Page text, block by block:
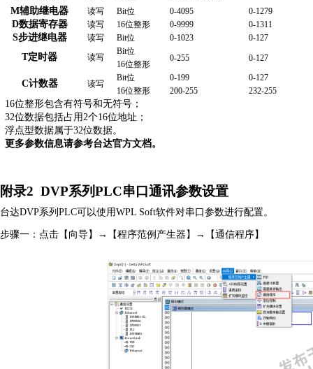
M辅助继电器 读写 Bit位 0-4095 0-1279
D数据寄存器 读写 16位整形 0-9999 0-1311
S步进继电器 读写 Bit位 0-1023 0-127
T定时器 读写
Bit位
0-255 0-127
16位整形
C计数器 读写
Bit位 0-199 0-127
16位整形 200-255 232-255
16位整形包含有符号和无符号；
32位数据包括占用2个16位地址；
浮点型数据属于32位数据。
更多参数信息请参考台达官方文档。
附录2 DVP系列PLC串口通讯参数设置
台达DVP系列 PLC可以使用WPL Soft软件对串口参数进行配置。
步骤一：点击【向导】 →【程序范例产生器】→【通信程序】